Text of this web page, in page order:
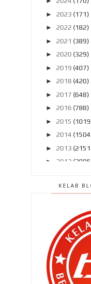
► 2023 (171)
► 2022 (182)
► 2021 (389)
► 2020 (329)
► 2019 (407)
► 2018 (420)
► 2017 (648)
► 2016 (788)
► 2015
► 2014
► 2013
► 2012
►
►
►
Ogos
►
Julai 2011
Jun 2011
►Mei 2011
KELAB